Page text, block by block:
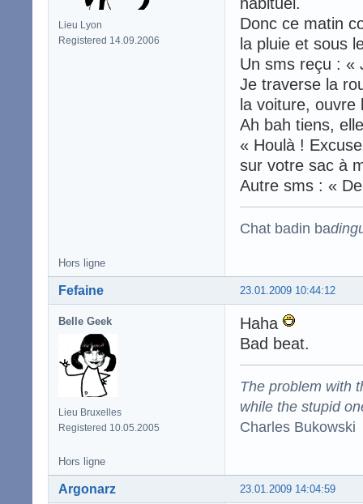
Lieu Lyon
Registered 14.09.2006
Donc ce matin
la pluie et sous
Un sms reçu : «
Je traverse la
la voiture,
Ah bah tiens,
« Houlà !
sur votre sac à
Autre sms : «
Chat badin ba
Hors ligne
23.01.2009 10:44:12
Fefaine
Belle Geek
Lieu Bruxelles
Registered 10.05.2005
Haha
Bad beat.
The problem with
while the stupid
Charles Bukowski
Hors ligne
23.01.2009 14:04:59
Argonarz